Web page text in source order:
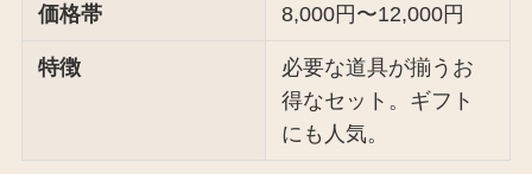
価格帯 8,000円〜12,000円
特徴
必要な道具が揃うお
得なセット。ギフト
にも人気。